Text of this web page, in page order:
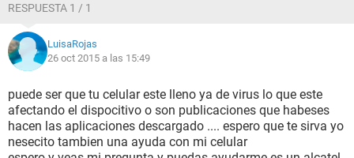
RESPUESTA 1 / 1
LuisaRojas
26 oct 2015 a las 15:49
puede ser que tu celular este lleno ya de virus lo que este
afectando el dispocitivo o son publicaciones que habeses
hacen las aplicaciones descargado .... espero que te sirva yo
nesecito tambien una ayuda con mi celular